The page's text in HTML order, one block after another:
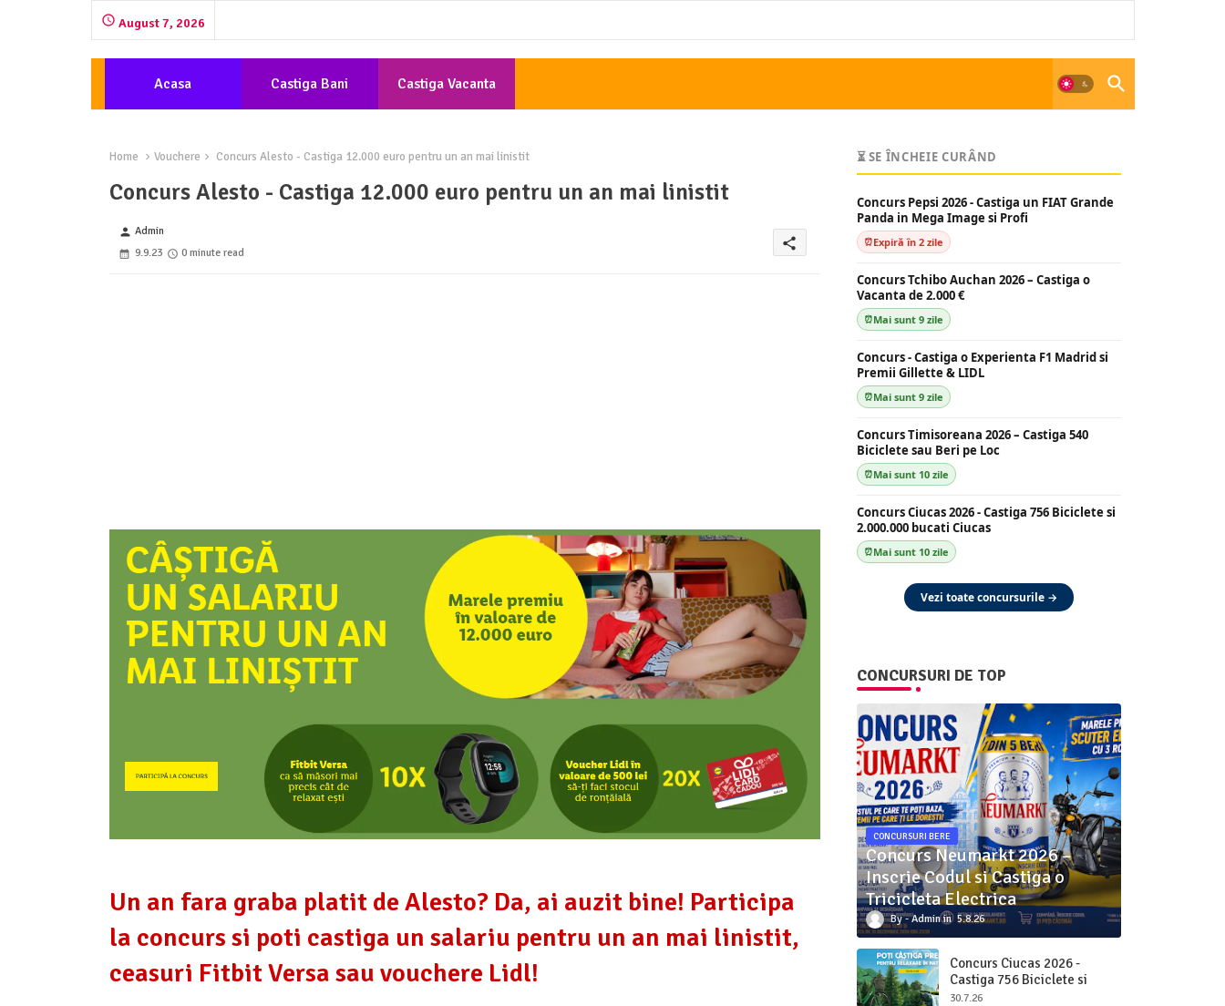
August 7, 2026
Acasa Castiga Bani Castiga Vacanta
Home Vouchere Concurs Alesto - Castiga 12.000 euro pentru un an mai linistit
Concurs Alesto - Castiga 12.000 euro pentru un an mai linistit
person Admin
9.9.23
0 minute read
share
Un an fara graba platit de Alesto? Da, ai auzit bine! Participa
la concurs si poti castiga un salariu pentru un an mai linistit,
ceasuri Fitbit Versa sau vouchere Lidl!
⏳ SE ÎNCHEIE CURÂND
Concurs Pepsi 2026 - Castiga un FIAT Grande
Panda in Mega Image si Profi
Expiră în 2 zile
Concurs Tchibo Auchan 2026 – Castiga o
Vacanta de 2.000 €
Mai sunt 9 zile
Concurs - Castiga o Experienta F1 Madrid si
Premii Gillette & LIDL
Mai sunt 9 zile
Concurs Timisoreana 2026 – Castiga 540
Biciclete sau Beri pe Loc
Mai sunt 10 zile
Concurs Ciucas 2026 - Castiga 756 Biciclete si
2.000.000 bucati Ciucas
Mai sunt 10 zile
Vezi toate concursurile →
CONCURSURI DE TOP
CONCURSURI BERE
Concurs Neumarkt 2026 –
Inscrie Codul si Castiga o
Tricicleta Electrica
Admin 5.8.26
Concurs Ciucas 2026 -
Castiga 756 Biciclete si
2.000.000 bucati Ciucas
30.7.26